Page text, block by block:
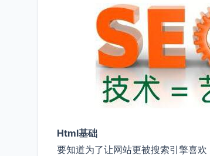
Html基础
要知道为了让网站更被搜索引擎喜